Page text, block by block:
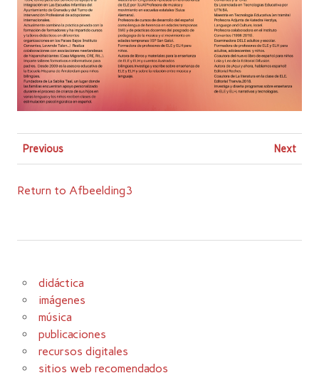
Previous Next
Return to Afbeelding3
didáctica
imágenes
música
publicaciones
recursos digitales
sitios web recomendados